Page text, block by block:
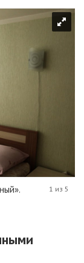
1 из 5